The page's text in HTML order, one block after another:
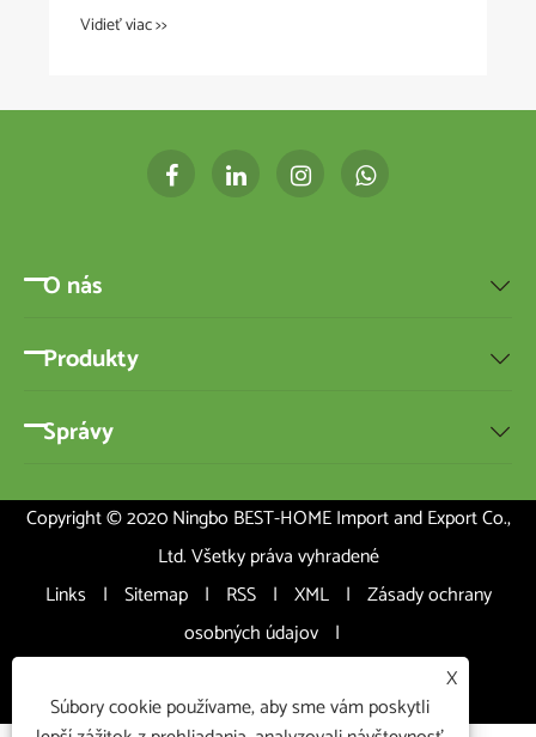
Vidieť viac >>
O nás 
Produkty 
Správy 
Copyright © 2020 Ningbo BEST-HOME Import and Export Co.,
Ltd. Všetky práva vyhradené
Links | Sitemap | RSS | XML | Zásady ochrany
osobných údajov |
X
Súbory cookie používame, aby sme vám poskytli